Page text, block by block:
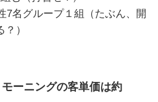
7名グループ１組（たぶん、開
）
ーニングの客単価は約